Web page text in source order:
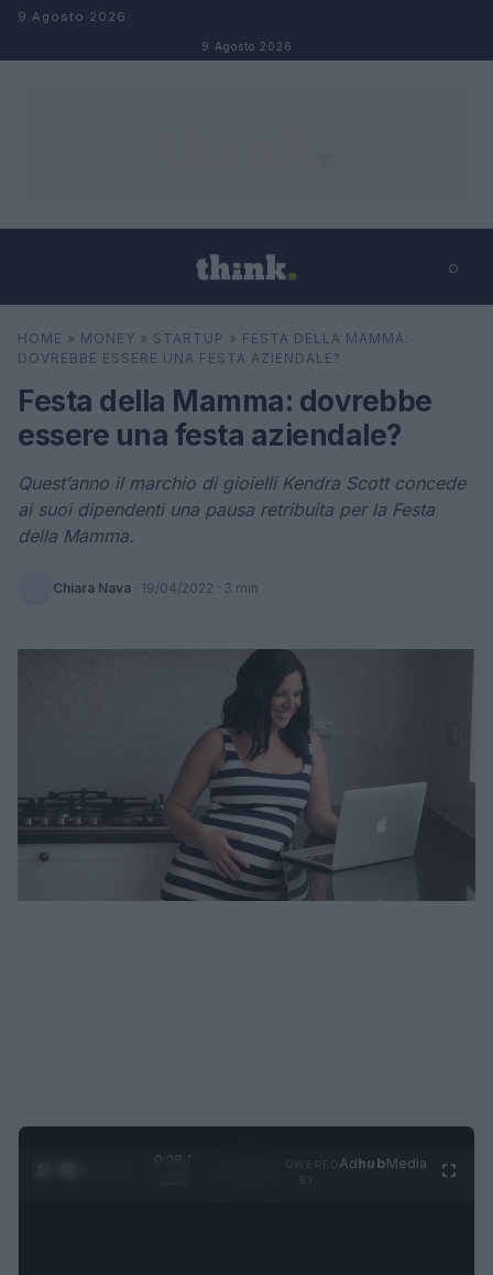
Salta al contenuto
9 Agosto 2026
9 Agosto 2026
⌕
Cerca
HOME » MONEY » STARTUP » FESTA DELLA MAMMA:
DOVREBBE ESSERE UNA FESTA AZIENDALE?
Festa della Mamma: dovrebbe
essere una festa aziendale?
Quest’anno il marchio di gioielli Kendra Scott concede
ai suoi dipendenti una pausa retribuita per la Festa
della Mamma.
Chiara Nava · 19/04/2022 · 3 min
0:29 /
AdhubMedia